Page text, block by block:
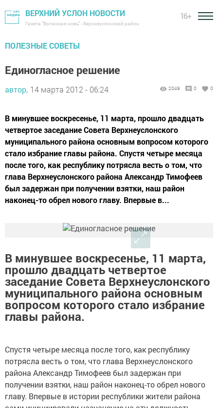
ВЕРХНИЙ УСЛОН НОВОСТИ
Газета "Волжская новь" - Верхнеуслонский район
16+
ПОЛЕЗНЫЕ СОВЕТЫ
Единогласное решение
автор, 14 марта 2012 - 06:24 2049 0 0
В минувшее воскресенье, 11 марта, прошло двадцать
четвертое заседание Совета Верхнеуслонского
муниципального района основным вопросом которого
стало избрание главы района. Спустя четыре месяца
после того, как республику потрясла весть о том, что
глава Верхнеуслонского района Александр Тимофеев
был задержан при получении взятки, наш район
наконец-то обрел нового главу. Впервые в...
В минувшее воскресенье, 11 марта,
прошло двадцать четвертое
заседание Совета Верхнеуслонского
муниципального района основным
вопросом которого стало избрание
главы района.
Спустя четыре месяца после того, как республику
потрясла весть о том, что глава Верхнеуслонского
района Александр Тимофеев был задержан при
получении взятки, наш район наконец-то обрел нового
главу. Впервые в истории республики жители района